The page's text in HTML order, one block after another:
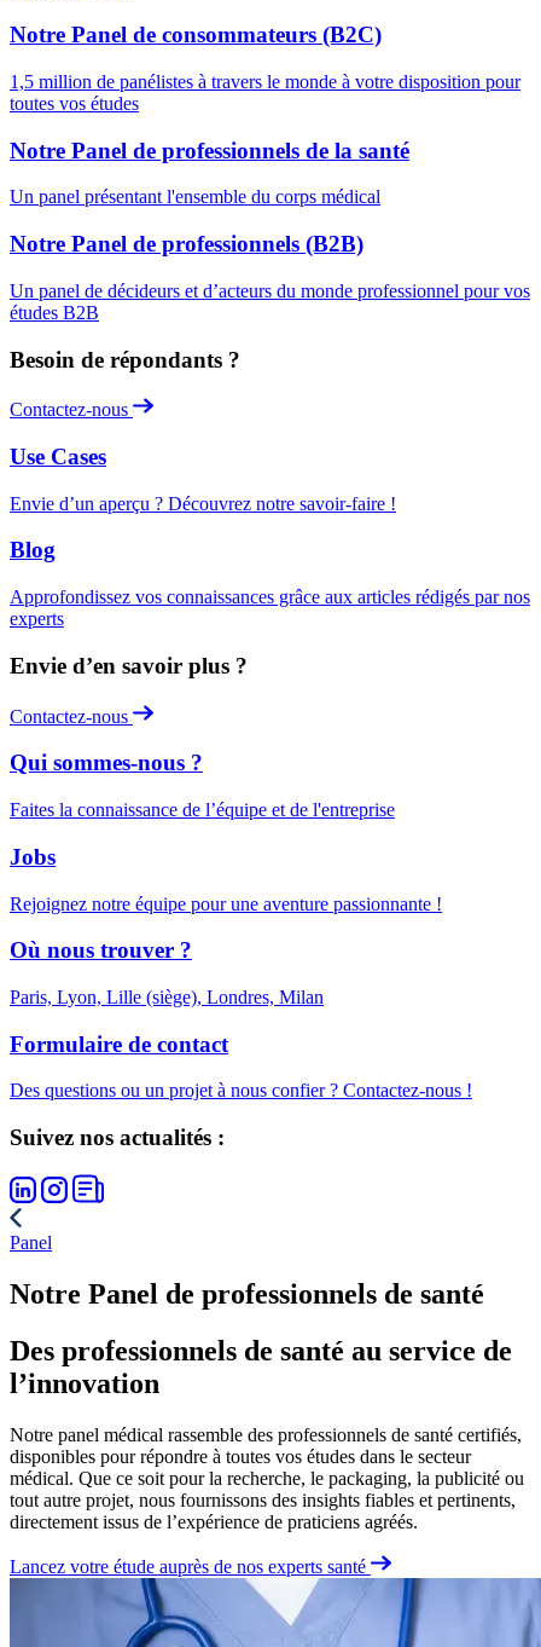
Notre Panel de consommateurs (B2C)
1,5 million de panélistes à travers le monde à votre disposition pour
toutes vos études
Notre Panel de professionnels de la santé
Un panel présentant l'ensemble du corps médical
Notre Panel de professionnels (B2B)
Un panel de décideurs et d’acteurs du monde professionnel pour vos
études B2B
Besoin de répondants ?
Contactez-nous
Use Cases
Envie d’un aperçu ? Découvrez notre savoir-faire !
Blog
Approfondissez vos connaissances grâce aux articles rédigés par nos
experts
Envie d’en savoir plus ?
Contactez-nous
Qui sommes-nous ?
Faites la connaissance de l’équipe et de l'entreprise
Jobs
Rejoignez notre équipe pour une aventure passionnante !
Où nous trouver ?
Paris, Lyon, Lille (siège), Londres, Milan
Formulaire de contact
Des questions ou un projet à nous confier ? Contactez-nous !
Suivez nos actualités :
Panel
Notre Panel de professionnels de santé
Des professionnels de santé au service de
l’innovation
Notre panel médical rassemble des professionnels de santé certifiés,
disponibles pour répondre à toutes vos études dans le secteur
médical. Que ce soit pour la recherche, le packaging, la publicité ou
tout autre projet, nous fournissons des insights fiables et pertinents,
directement issus de l’expérience de praticiens agréés.
Lancez votre étude auprès de nos experts santé